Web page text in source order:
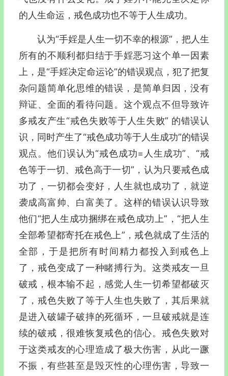
的人生命运，戒色成功也不等于人生成功。
认为“手婬是人生一切不幸的根源”，把人生
所有的不顺利都归结于手婬恶习这个单一因素
上，是“手婬决定命运论”的错误观点，犯了把复
杂问题简单化思维的错误，是简单归因，没有
辩证、全面的看待问题。这个观点不但导致许
多戒友产生“戒色失败等于人生失败” 的错误认
识，同时产生了“戒色成功等于人生成功”的错误
观点。他们误认为“戒色成功=人生成功”、“戒
色等于一切、戒色高于一切”，认为只要戒色成
功了，一切都会变好，人生就也成功了，就逆
袭成高富帅、白富美了。这样的错误认识导致
他们“把人生成功捆绑在戒色成功上”，“把人生
全部希望都寄托在戒色上”，戒色就成了生活的
全部，于是把所有时间精力都投入到戒色上
了，戒色变成了一种睹搏行为。这类戒友一旦
破戒，根本输不起，感觉人生一切希望都破灭
了，戒色失败了等于人生也失败了，其后果就
是进入破罐子破摔的死循环，一旦破戒就是连
续的破戒，很难恢复戒色的信心。戒色失败对
于这类戒友的心理造成了极大伤害，从此一蹶
不振，有些甚至是毁灭性的心理伤害，导致一